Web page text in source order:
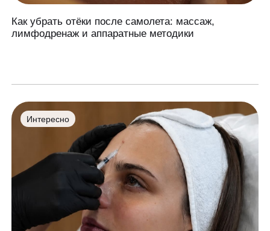
Как убрать отёки после самолета: массаж,
лимфодренаж и аппаратные методики
Интересно